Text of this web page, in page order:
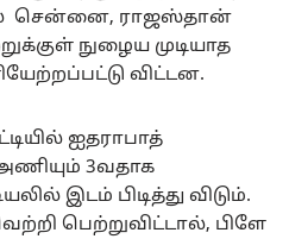
சென்னை, ராஜஸ்தான்
நுழைய முடியாத
விட்டன.
ஐதராபாத்
3வதாக
இடம் பிடித்து விடும்.
பெற்றுவிட்டால், பிளே